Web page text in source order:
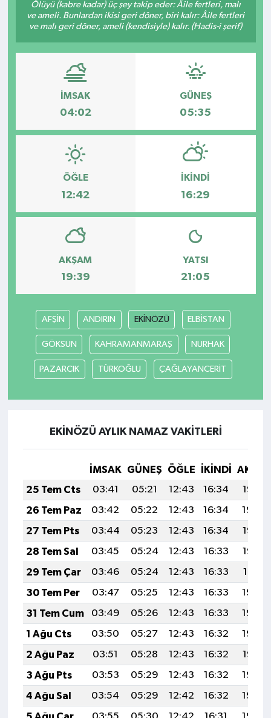
Ölüyü (kabre kadar) üç şey takip eder: Âile fertleri, malı
ve ameli. Bunlardan ikisi geri döner, biri kalır: Âile fertleri
ve malı geri döner, ameli (kendisiyle) kalır. (Hadis-i şerif)
İMSAK
04:02
GÜNEŞ
05:35
ÖĞLE
12:42
İKINDI
16:29
AKŞAM
19:39
YATSI
21:05
AFŞİN ANDIRIN EKİNÖZÜ ELBİSTAN
GÖKSUN KAHRAMANMARAŞ NURHAK
PAZARCIK TÜRKOĞLU ÇAĞLAYANCERİT
EKİNÖZÜ AYLIK NAMAZ VAKITLERI
İMSAK GÜNEŞ ÖĞLE İKINDI
25 Tem Cts
03:41 05:21 12:43 16:34
19:55
26 Tem Paz
03:42 05:22 12:43 16:34
19:54
27 Tem Pts
03:44 05:23 12:43 16:34
19:53
28 Tem Sal
03:45 05:24 12:43 16:33
19:52
29 Tem Çar
03:46 05:24 12:43 16:33
19:51
30 Tem Per
03:47 05:25 12:43 16:33
19:50
31 Tem Cum
03:49 05:26 12:43 16:33
19:49
1 Ağu Cts
03:50 05:27 12:43 16:32
19:48
2 Ağu Paz
03:51 05:28 12:43 16:32
19:47
3 Ağu Pts
03:53 05:29 12:43 16:32
19:46
4 Ağu Sal
03:54 05:29 12:42 16:32
19:45
Kültür - Sanat
Yaşam